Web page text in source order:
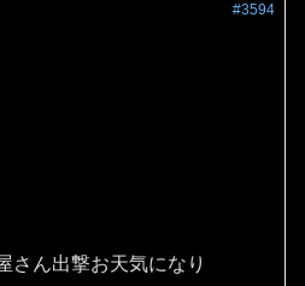
#3594
さん出撃お天気になり